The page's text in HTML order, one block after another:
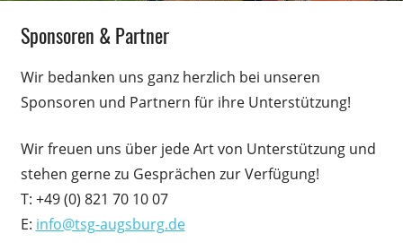
Sponsoren & Partner
Wir bedanken uns ganz herzlich bei unseren
Sponsoren und Partnern für ihre Unterstützung!
Wir freuen uns über jede Art von Unterstützung und
stehen gerne zu Gesprächen zur Verfügung!
T: +49 (0) 821 70 10 07
E: info@tsg-augsburg.de